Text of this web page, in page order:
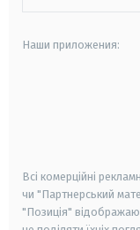
Наши приложения:
Всі комерційні
чи "Партнерський
"Позиція"